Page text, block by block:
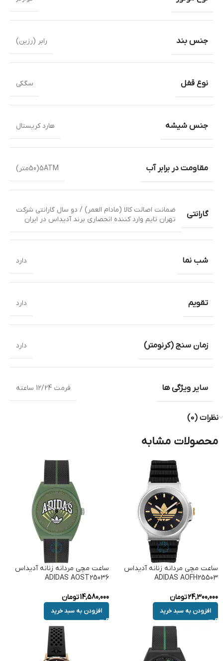
جنس بند رابر (رزین)
نوع قفل سگکی
جنس شیشه هارد کریستال
مقاومت در برابر آب 5ATM(50متر)
گارانتی
ضمانت اصالت کالا (مادام العمر) / دو سال گارانتی شرکت
تهران تایم وارد کننده انحصاری برند آدیداس در ایران
شب نما دارد
تقویم دارد
زمان سنج (کرنومتر) دارد
سایر ویژگی ها فرمت 12/24 ساعته
نظرات (0)
محصولات مشابه
ساعت مچی مردانه زنانه آدیداس
ADIDAS AOFH25503
24,300,000تومان
افزودن به سبد خرید
ساعت مچی مردانه زنانه آدیداس
ADIDAS AOST25036
14,580,000تومان
افزودن به سبد خرید